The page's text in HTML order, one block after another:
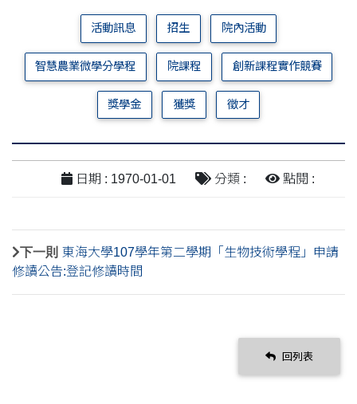
活動訊息 招生 院內活動
智慧農業微學分學程 院課程 創新課程實作競賽
獎學金 獲獎 徵才
日期 : 1970-01-01 分類 : 點閱 :
下一則 東海大學107學年第二學期「生物技術學程」申請
修讀公告:登記修讀時間
回列表